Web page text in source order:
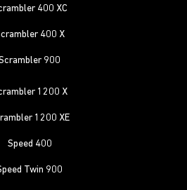
400 XC
400 X
900
1200 X
1200 XE
Speed 400
Twin 900